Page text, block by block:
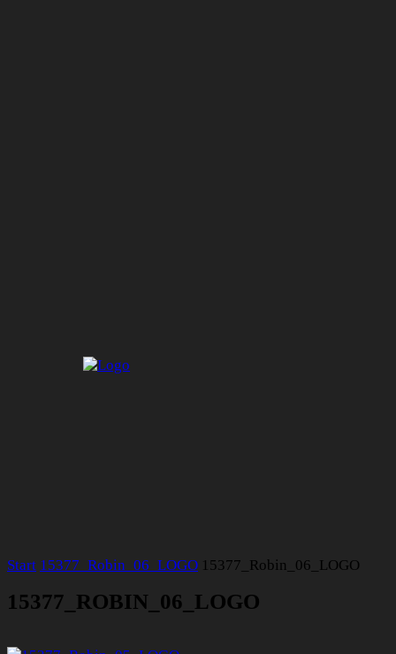
Start 15377_Robin_06_LOGO 15377_Robin_06_LOGO
15377_ROBIN_06_LOGO